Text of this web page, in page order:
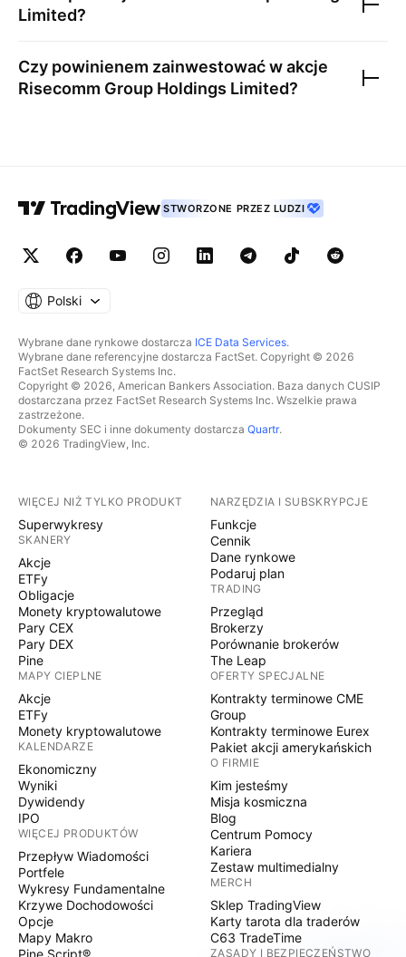
Limited?
Czy powinienem zainwestować w akcje
Risecomm Group Holdings Limited?
STWORZONE PRZEZ LUDZI
Polski
Wybrane dane rynkowe dostarcza ICE Data Services.
Wybrane dane referencyjne dostarcza FactSet. Copyright © 2026
FactSet Research Systems Inc.
Copyright © 2026, American Bankers Association. Baza danych CUSIP
dostarczana przez FactSet Research Systems Inc. Wszelkie prawa
zastrzeżone.
Dokumenty SEC i inne dokumenty dostarcza Quartr.
© 2026 TradingView, Inc.
WIĘCEJ NIŻ TYLKO PRODUKT
Superwykresy
SKANERY
Akcje
ETFy
Obligacje
Monety kryptowalutowe
Pary CEX
Pary DEX
Pine
MAPY CIEPLNE
Akcje
ETFy
Monety kryptowalutowe
KALENDARZE
Ekonomiczny
Wyniki
Dywidendy
IPO
WIĘCEJ PRODUKTÓW
Przepływ Wiadomości
Portfele
Wykresy Fundamentalne
Krzywe Dochodowości
Opcje
Mapy Makro
Pine Script®
NARZĘDZIA I SUBSKRYPCJE
Funkcje
Cennik
Dane rynkowe
Podaruj plan
TRADING
Przegląd
Brokerzy
Porównanie brokerów
The Leap
OFERTY SPECJALNE
Kontrakty terminowe CME
Group
Kontrakty terminowe Eurex
Pakiet akcji amerykańskich
O FIRMIE
Kim jesteśmy
Misja kosmiczna
Blog
Centrum Pomocy
Kariera
Zestaw multimedialny
MERCH
Sklep TradingView
Karty tarota dla traderów
C63 TradeTime
ZASADY I BEZPIECZEŃSTWO